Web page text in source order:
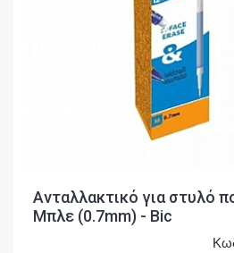
Ανταλλακτικό για στυλό
Μπλε (0.7mm) - Bic